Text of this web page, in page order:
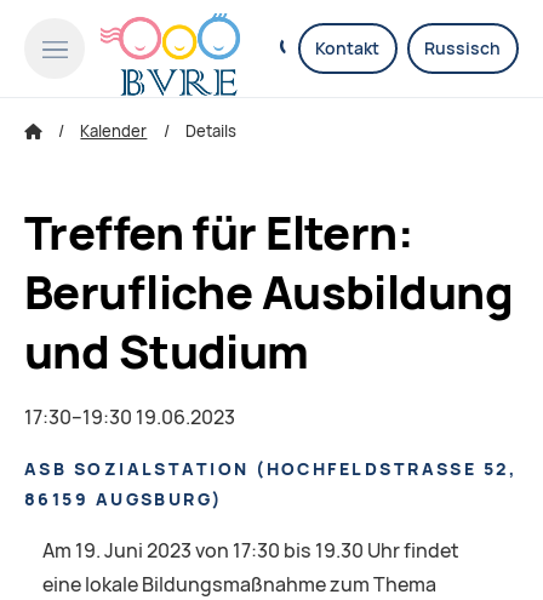
Kontakt Russisch
Kalender Details
Treffen für Eltern:
Berufliche Ausbildung
und Studium
17:30–19:30 19.06.2023
ASB SOZIALSTATION ( HOCHFELDSTRASSE 52, 8
6159 AUGSBURG
)
Am 19. Juni 2023 von 17:30 bis 19.30 Uhr findet
eine lokale Bildungsmaßnahme zum Thema